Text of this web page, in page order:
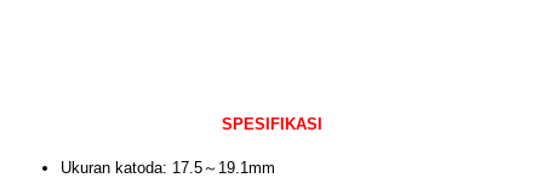
SPESIFIKASI
Ukuran katoda: 17.5～19.1mm